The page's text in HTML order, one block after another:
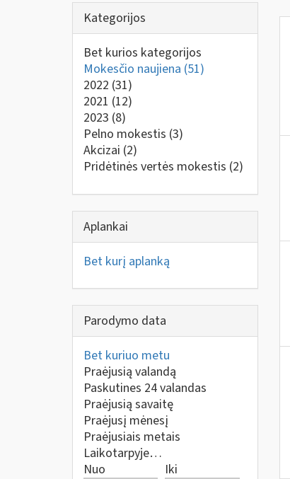
Kategorijos
Bet kurios kategorijos
Mokesčio naujiena (51)
2022 (31)
2021 (12)
2023 (8)
Pelno mokestis (3)
Akcizai (2)
Pridėtinės vertės mokestis (2)
Aplankai
Bet kurį aplanką
Parodymo data
Bet kuriuo metu
Praėjusią valandą
Paskutines 24 valandas
Praėjusią savaitę
Praėjusį mėnesį
Praėjusiais metais
Laikotarpyje…
Nuo
Iki